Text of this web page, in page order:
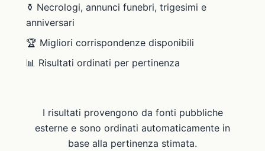
⚱️ Necrologi, annunci funebri, trigesimi e
anniversari
🏆 Migliori corrispondenze disponibili
📊 Risultati ordinati per pertinenza
I risultati provengono da fonti pubbliche
esterne e sono ordinati automaticamente in
base alla pertinenza stimata.